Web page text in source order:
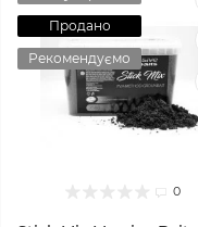
Продано
Рекомендуємо
0